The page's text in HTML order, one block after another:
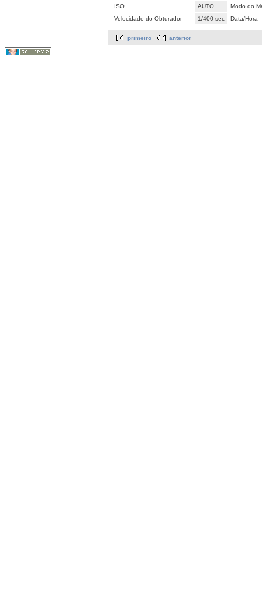
ISO
AUTO
Modo do
Velocidade do Obturador
1/400 sec Data/Hora
primeiro anterior